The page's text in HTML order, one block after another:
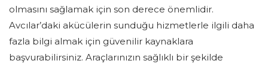
olmasını sağlamak için son derece önemlidir.
Avcılar’daki akücülerin sunduğu hizmetlerle ilgili daha
fazla bilgi almak için güvenilir kaynaklara
başvurabilirsiniz. Araçlarınızın sağlıklı bir şekilde